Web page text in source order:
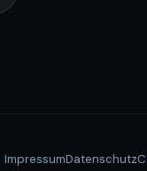
ImpressumDatenschutz